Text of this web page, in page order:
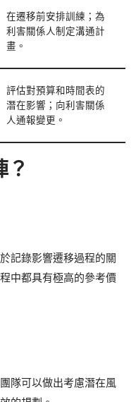
在遷移前安排訓練；為
利害關係人制定溝通計
畫。
評估對預算和時間表的
潛在影響；向利害關係
人通報變更。
？
記錄影響遷移過程的關
中都具有極高的參考價
隊可以做出考慮潛在風